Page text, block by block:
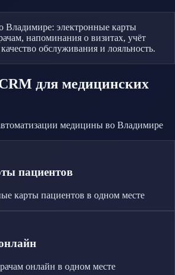
Владимире: электронные карты
напоминания о визитах, учёт
обслуживания и лояльность.
для медицинских
медицины во Владимире
пациентов
карты пациентов в одном месте
онлайн в одном месте